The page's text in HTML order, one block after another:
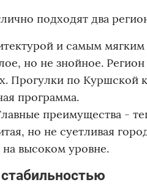
подходят два
и самым мягким
но не знойное. Регион
Прогулки по Куршской
программа.
преимущества -
но не суетливая
высоком уровне.